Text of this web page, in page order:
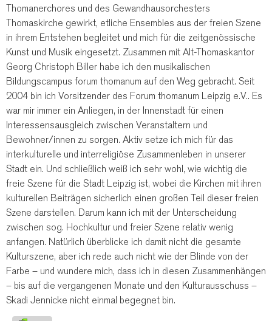
Thomanerchores und des Gewandhausorchesters
Thomaskirche gewirkt, etliche Ensembles aus der freien Szene
in ihrem Entstehen begleitet und mich für die zeitgenössische
Kunst und Musik eingesetzt. Zusammen mit Alt-Thomaskantor
Georg Christoph Biller habe ich den musikalischen
Bildungscampus forum thomanum auf den Weg gebracht. Seit
2004 bin ich Vorsitzender des Forum thomanum Leipzig e.V.. Es
war mir immer ein Anliegen, in der Innenstadt für einen
Interessensausgleich zwischen Veranstaltern und
Bewohner/innen zu sorgen. Aktiv setze ich mich für das
interkulturelle und interreligiöse Zusammenleben in unserer
Stadt ein. Und schließlich weiß ich sehr wohl, wie wichtig die
freie Szene für die Stadt Leipzig ist, wobei die Kirchen mit ihren
kulturellen Beiträgen sicherlich einen großen Teil dieser freien
Szene darstellen. Darum kann ich mit der Unterscheidung
zwischen sog. Hochkultur und freier Szene relativ wenig
anfangen. Natürlich überblicke ich damit nicht die gesamte
Kulturszene, aber ich rede auch nicht wie der Blinde von der
Farbe – und wundere mich, dass ich in diesen Zusammenhängen
– bis auf die vergangenen Monate und den Kulturausschuss –
Skadi Jennicke nicht einmal begegnet bin.